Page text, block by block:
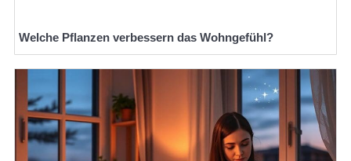
Welche Pflanzen verbessern das Wohngefühl?